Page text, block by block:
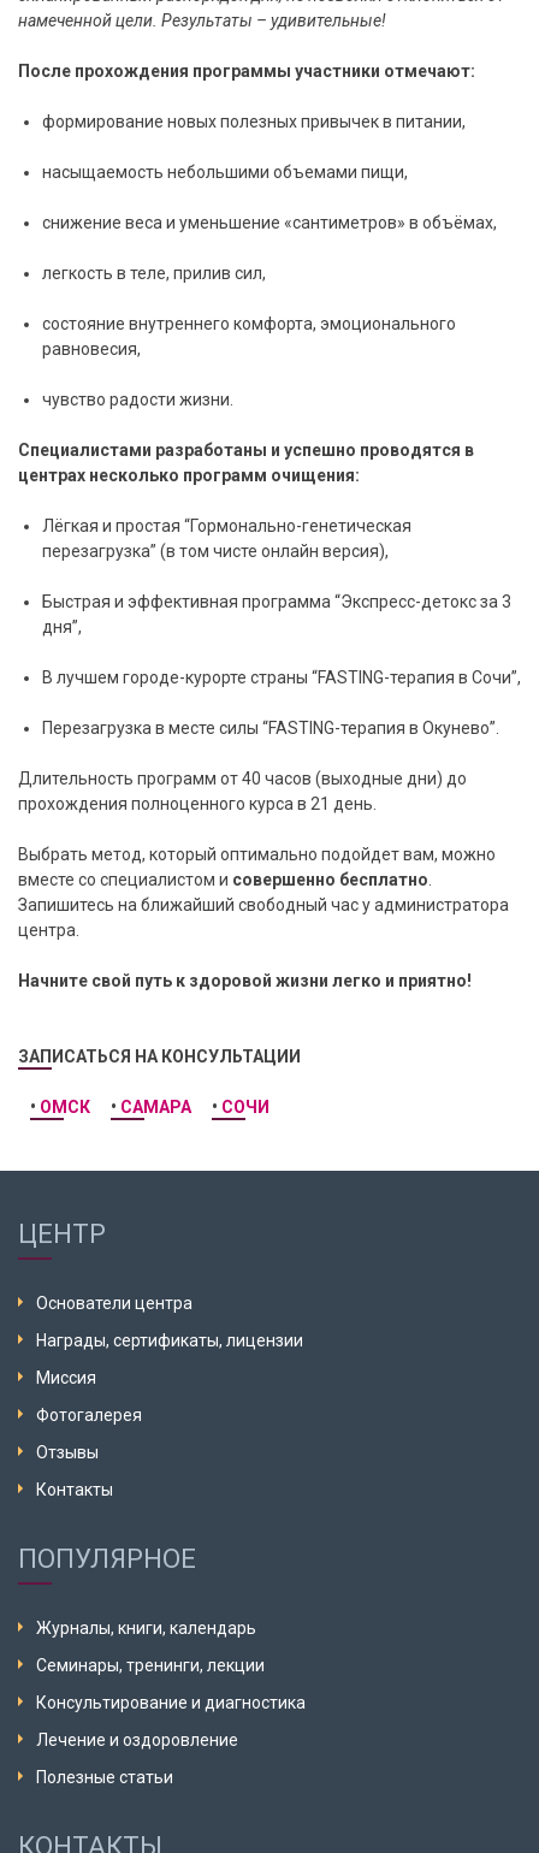
намеченной цели. Результаты – удивительные!
После прохождения программы участники отмечают:
формирование новых полезных привычек в питании,
насыщаемость небольшими объемами пищи,
снижение веса и уменьшение «сантиметров» в объёмах,
легкость в теле, прилив сил,
состояние внутреннего комфорта, эмоционального
равновесия,
чувство радости жизни.
Специалистами разработаны и успешно проводятся в
центрах несколько программ очищения:
Лёгкая и простая “Гормонально-генетическая
перезагрузка” (в том чисте онлайн версия),
Быстрая и эффективная программа “Экспресс-детокс за 3
дня”,
В лучшем городе-курорте страны “FASTING-терапия в Сочи”,
Перезагрузка в месте силы “FASTING-терапия в Окунево”.
Длительность программ от 40 часов (выходные дни) до
прохождения полноценного курса в 21 день.
Выбрать метод, который оптимально подойдет вам, можно
вместе со специалистом и совершенно бесплатно
Запишитесь на ближайший свободный час у администратора
центра.
Начните свой путь к здоровой жизни легко и приятно!
ЗАПИСАТЬСЯ НА КОНСУЛЬТАЦИИ
• ОМСК • САМАРА • СОЧИ
ЦЕНТР
Основатели центра
Награды, сертификаты, лицензии
Миссия
Фотогалерея
Отзывы
Контакты
ПОПУЛЯРНОЕ
Журналы, книги, календарь
Семинары, тренинги, лекции
Консультирование и диагностика
Лечение и оздоровление
Полезные статьи
КОНТАКТЫ